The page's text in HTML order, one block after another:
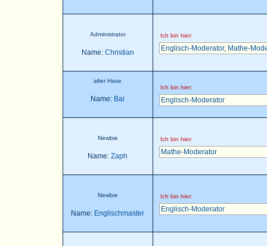
Administrator
Name: Christian
Ich bin hier:
Englisch-Moderator, Mathe-
alter Hase
Name: Bai
Ich bin hier:
Englisch-Moderator
Newbie
Name: Zaph
Ich bin hier:
Mathe-Moderator
Newbie
Name: Englischmaster
Ich bin hier:
Englisch-Moderator